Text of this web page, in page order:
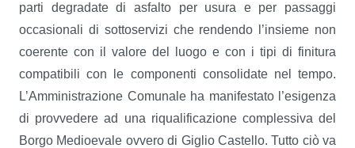
parti degradate di asfalto per usura e per passaggi
occasionali di sottoservizi che rendendo l’insieme non
coerente con il valore del luogo e con i tipi di finitura
compatibili con le componenti consolidate nel tempo.
L’Amministrazione Comunale ha manifestato l’esigenza
di provvedere ad una riqualificazione complessiva del
Borgo Medioevale ovvero di Giglio Castello. Tutto ciò va